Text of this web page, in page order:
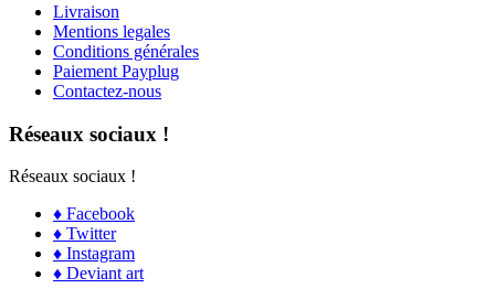
Livraison
Mentions legales
Conditions générales
Paiement Payplug
Contactez-nous
Réseaux sociaux !
Réseaux sociaux !
♦ Facebook
♦ Twitter
♦ Instagram
♦ Deviant art